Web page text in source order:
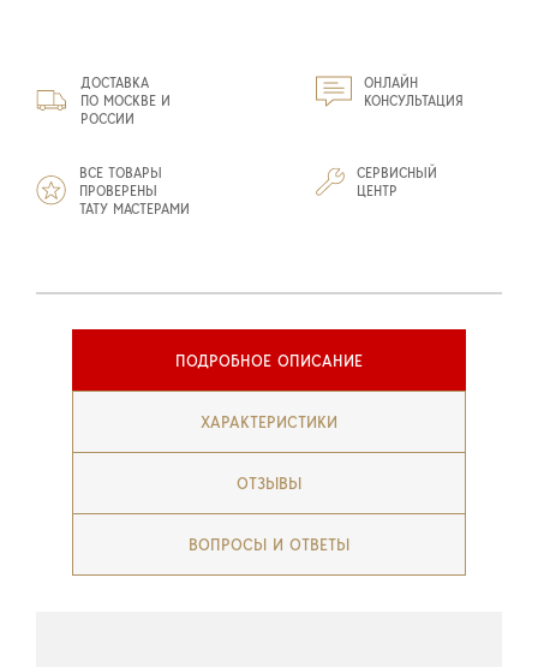
ДОСТАВКА
ПО МОСКВЕ И
РОССИИ
ОНЛАЙН
КОНСУЛЬТАЦИЯ
ВСЕ ТОВАРЫ
ПРОВЕРЕНЫ
ТАТУ МАСТЕРАМИ
СЕРВИСНЫЙ
ЦЕНТР
ПОДРОБНОЕ ОПИСАНИЕ
ХАРАКТЕРИСТИКИ
ОТЗЫВЫ
ВОПРОСЫ И ОТВЕТЫ